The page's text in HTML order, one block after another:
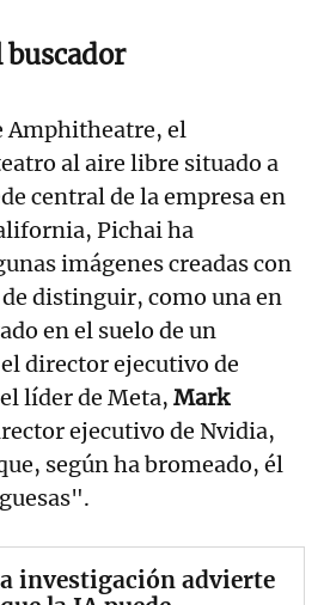
buscador
Amphitheatre, el
al aire libre situado a
central de la empresa en
Pichai ha
imágenes creadas con
distinguir, como una en
en el suelo de un
director ejecutivo de
líder de Meta, Mark
ejecutivo de Nvidia,
según ha bromeado, él
investigación advierte